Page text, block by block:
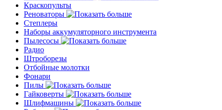
Краскопульты
Реноваторы
Степлеры
Наборы аккумуляторного инструмента
Пылесосы
Радио
Штроборезы
Отбойные молотки
Фонари
Пилы
Гайковерты
Шлифмашины